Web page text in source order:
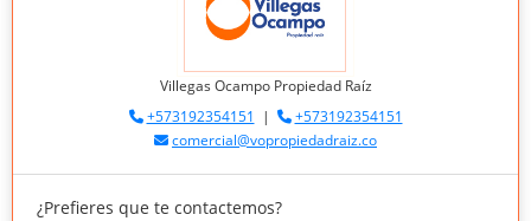
Villegas Ocampo Propiedad Raíz
+573192354151 |
+573192354151
comercial@vopropiedadraiz.co
¿Prefieres que te contactemos?